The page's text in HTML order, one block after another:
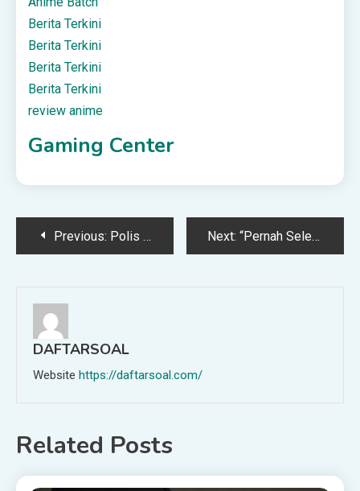
Berita Terkini
Berita Terkini
Berita Terkini
Berita Terkini
review anime
Gaming Center
PostPrevious: Polis Terima Permohonan Perhimpunan Aman Solidariti Zara Qairina Next: “Pernah Selembut Ini Dulu,” Kongsi Detik Jumpa Isteri, Komen Netizen Buat Terhibur
DAFTARSOAL
Website https://daftarsoal.com/
Related Posts